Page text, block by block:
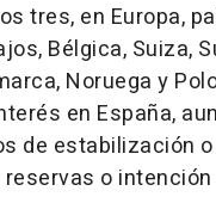
tres, en Europa,
Bélgica, Suiza,
Noruega y
en España,
de estabilización
o